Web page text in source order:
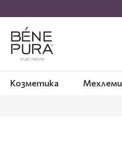
Козметика Мехлеми